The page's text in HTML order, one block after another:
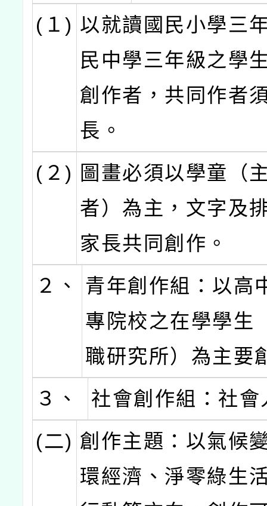
(１) 以就讀國民小學三
民中學三年級之學
創作者，共同作者
長。
(２) 圖畫必須以學童（
者）為主，文字及
家長共同創作。
２、
青年創作組：以高
專院校之在學學生
職研究所）為主要
３、
社會創作組：社會
(二) 創作主題：以氣候
環經濟、淨零綠生